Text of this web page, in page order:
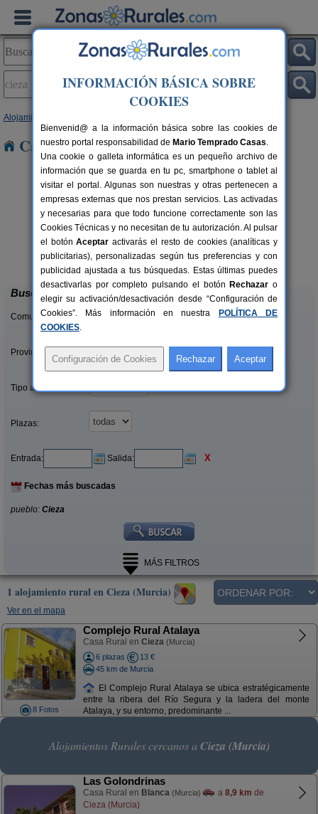
Alojamientos
Casas Rurales en Cieza
12 pers.
desde18 €
Casa Rural Las Águilas Moratalla
Moratalla (Murcia)
Buscar
Comunidades:
Provincias/Islas:
Tipo alquiler:
Plazas:
Entrada: Salida: X
Fechas más buscadas
pueblo: Cieza
MÁS FILTROS
1 alojamiento rural en Cieza (Murcia)
Ver en el mapa
8 Fotos
Complejo Rural Atalaya
Casa Rural en Cieza (Murcia)
6 plazas
13 €
45 km de Murcia
El Complejo Rural Atalaya se ubica estratégicamente
entre la ribera del Río Segura y la ladera del monte
Atalaya, y su entorno, predominante ...
Alojamientos Rurales cercanos a Cieza (Murcia)
Las Golondrinas
Casa Rural en Blanca (Murcia) a 8,9 km de
Cieza (Murcia)
INFORMACIÓN BÁSICA SOBRE
COOKIES
Bienvenid@ a la información básica sobre las cookies de
nuestro portal responsabilidad de Mario Temprado Casas.
Una cookie o galleta informática es un pequeño archivo de
información que se guarda en tu pc, smartphone o tablet al
visitar el portal. Algunas son nuestras y otras pertenecen a
empresas externas que nos prestan servicios. Las activadas
y necesarias para que todo funcione correctamente son las
Cookies Técnicas y no necesitan de tu autorización. Al pulsar
el botónAceptar activarás el resto de cookies (analíticas y
publicitarias), personalizadas según tus preferencias y con
publicidad ajustada a tus búsquedas. Estas últimas puedes
desactivarlas por completo pulsando el botón Rechazar o
elegir su activación/desactivación desde “Configuración de
Cookies”. Más información en nuestra
POLÍTICA DE
COOKIES.